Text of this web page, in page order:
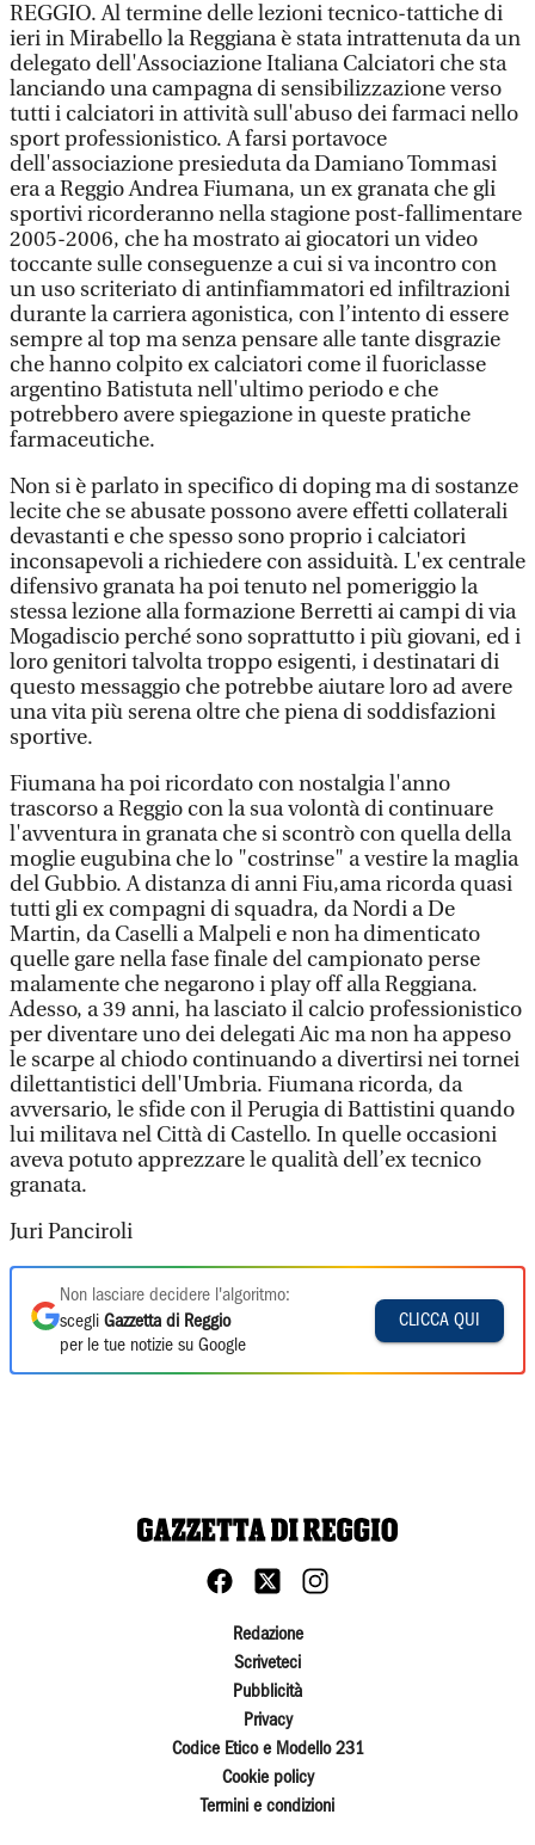
REGGIO. Al termine delle lezioni tecnico-tattiche di
ieri in Mirabello la Reggiana è stata intrattenuta da un
delegato dell'Associazione Italiana Calciatori che sta
lanciando una campagna di sensibilizzazione verso
tutti i calciatori in attività sull'abuso dei farmaci nello
sport professionistico. A farsi portavoce
dell'associazione presieduta da Damiano Tommasi
era a Reggio Andrea Fiumana, un ex granata che gli
sportivi ricorderanno nella stagione post-fallimentare
2005-2006, che ha mostrato ai giocatori un video
toccante sulle conseguenze a cui si va incontro con
un uso scriteriato di antinfiammatori ed infiltrazioni
durante la carriera agonistica, con l’intento di essere
sempre al top ma senza pensare alle tante disgrazie
che hanno colpito ex calciatori come il fuoriclasse
argentino Batistuta nell'ultimo periodo e che
potrebbero avere spiegazione in queste pratiche
farmaceutiche.
Non si è parlato in specifico di doping ma di sostanze
lecite che se abusate possono avere effetti collaterali
devastanti e che spesso sono proprio i calciatori
inconsapevoli a richiedere con assiduità. L'ex centrale
difensivo granata ha poi tenuto nel pomeriggio la
stessa lezione alla formazione Berretti ai campi di via
Mogadiscio perché sono soprattutto i più giovani, ed i
loro genitori talvolta troppo esigenti, i destinatari di
questo messaggio che potrebbe aiutare loro ad avere
una vita più serena oltre che piena di soddisfazioni
sportive.
Fiumana ha poi ricordato con nostalgia l'anno
trascorso a Reggio con la sua volontà di continuare
l'avventura in granata che si scontrò con quella della
moglie eugubina che lo "costrinse" a vestire la maglia
del Gubbio. A distanza di anni Fiu,ama ricorda quasi
tutti gli ex compagni di squadra, da Nordi a De
Martin, da Caselli a Malpeli e non ha dimenticato
quelle gare nella fase finale del campionato perse
malamente che negarono i play off alla Reggiana.
Adesso, a 39 anni, ha lasciato il calcio professionistico
per diventare uno dei delegati Aic ma non ha appeso
le scarpe al chiodo continuando a divertirsi nei tornei
dilettantistici dell'Umbria. Fiumana ricorda, da
avversario, le sfide con il Perugia di Battistini quando
lui militava nel Città di Castello. In quelle occasioni
aveva potuto apprezzare le qualità dell’ex tecnico
granata.
Juri Panciroli
Non lasciare decidere l'algoritmo:
scegli Gazzetta di Reggio
per le tue notizie su Google
CLICCA QUI
Redazione
Scriveteci
Pubblicità
Privacy
Codice Etico e Modello 231
Cookie policy
Termini e condizioni